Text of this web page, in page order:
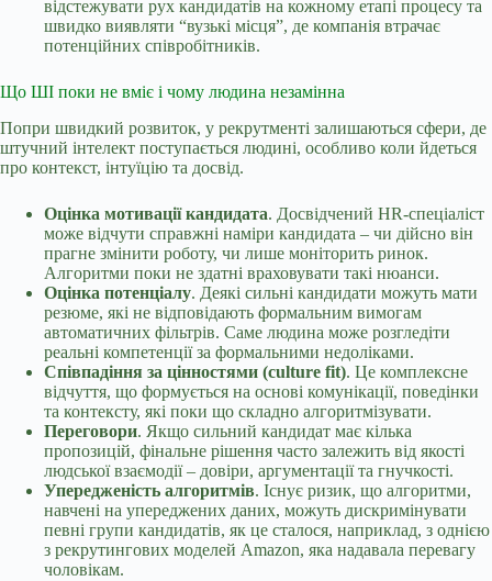
відстежувати рух кандидатів на кожному етапі процесу та
швидко виявляти “вузькі місця”, де компанія втрачає
потенційних співробітників.
Що ШІ поки не вміє і чому людина незамінна
Попри швидкий розвиток, у рекрутменті залишаються сфери, де
штучний інтелект поступається людині, особливо коли йдеться
про контекст, інтуїцію та досвід.
Оцінка мотивації кандидата. Досвідчений HR-спеціаліст
може відчути справжні наміри кандидата – чи дійсно він
прагне змінити роботу, чи лише моніторить ринок.
Алгоритми поки не здатні враховувати такі нюанси.
Оцінка потенціалу. Деякі сильні кандидати можуть мати
резюме, які не відповідають формальним вимогам
автоматичних фільтрів. Саме людина може розгледіти
реальні компетенції за формальними недоліками.
Співпадіння за цінностями (culture fit). Це комплексне
відчуття, що формується на основі комунікації, поведінки
та контексту, які поки що складно алгоритмізувати.
Переговори. Якщо сильний кандидат має кілька
пропозицій, фінальне рішення часто залежить від якості
людської взаємодії – довіри, аргументації та гнучкості.
Упередженість алгоритмів. Існує ризик, що алгоритми,
навчені на упереджених даних, можуть дискримінувати
певні групи кандидатів, як це сталося, наприклад, з однією
з рекрутингових моделей Amazon, яка надавала перевагу
чоловікам.